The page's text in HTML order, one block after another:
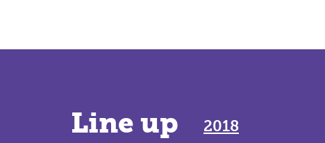
Line up 2018